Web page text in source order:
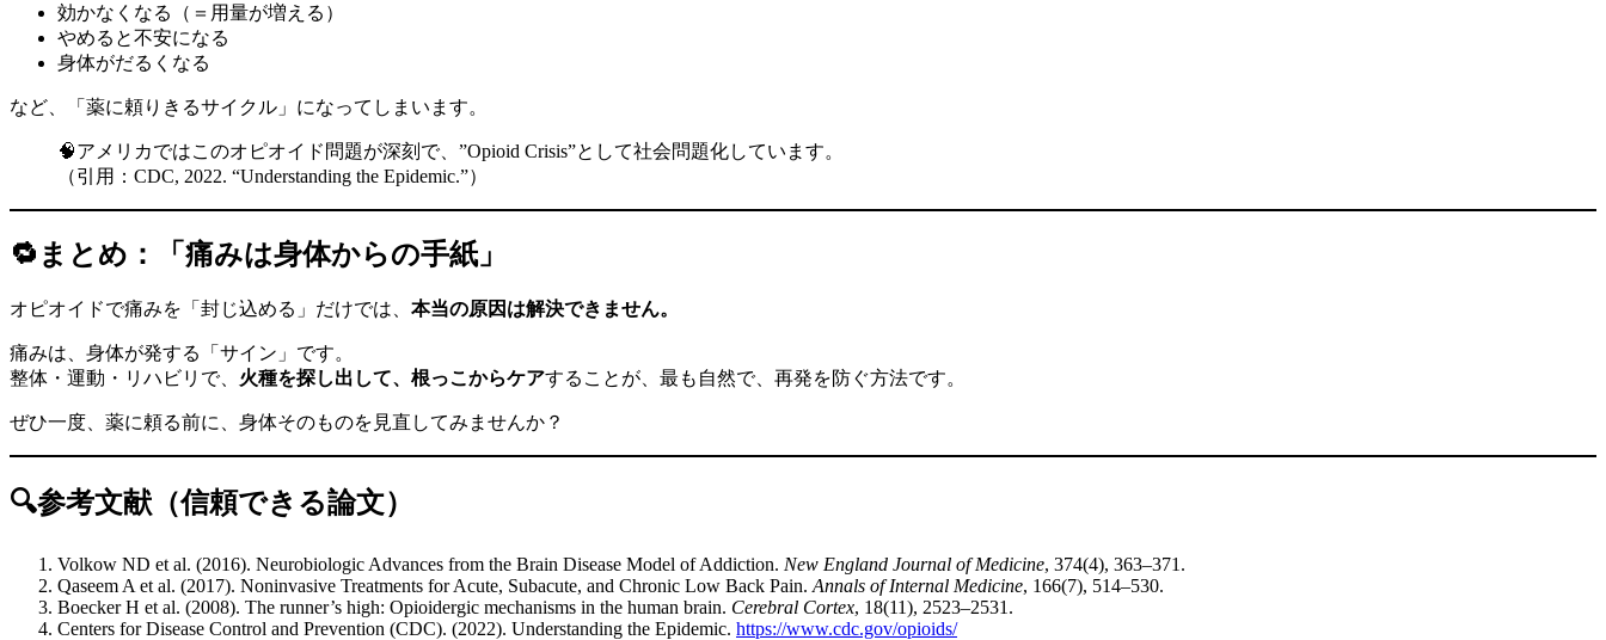
効かなくなる（＝用量が増える）
やめると不安になる
身体がだるくなる
など、「薬に頼りきるサイクル」になってしまいます。
🧠アメリカではこのオピオイド問題が深刻で、”Opioid Crisis”として社会問題化しています。
（引用：CDC, 2022. “Understanding the Epidemic.”）
🔁まとめ：「痛みは身体からの手紙」
オピオイドで痛みを「封じ込める」だけでは、 本当の原因は解決できません。
痛みは、身体が発する「サイン」です。
整体・運動・リハビリで、 火種を探し出して、根っこからケアすることが、最も自然で、再発を防ぐ方法です。
ぜひ一度、薬に頼る前に、身体そのものを見直してみませんか？
🔍参考文献（信頼できる論文）
Volkow ND et al. (2016). Neurobiologic Advances from the Brain Disease Model of Addiction. New England Journal of Medicine, 374(4), 363–371.
Qaseem A et al. (2017). Noninvasive Treatments for Acute, Subacute, and Chronic Low Back Pain. Annals of Internal Medicine, 166(7), 514–530.
Boecker H et al. (2008). The runner’s high: Opioidergic mechanisms in the human brain. Cerebral Cortex, 18(11), 2523–2531.
Centers for Disease Control and Prevention (CDC). (2022). Understanding the Epidemic. https://www.cdc.gov/opioids/